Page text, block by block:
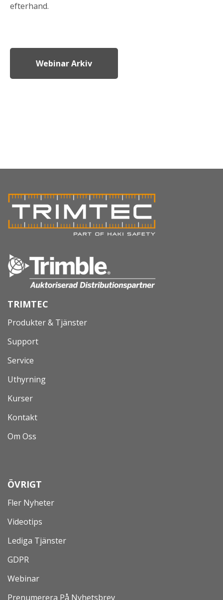
efterhand.
Webinar Arkiv
TRIMTEC
Produkter & Tjänster
Support
Service
Uthyrning
Kurser
Kontakt
Om Oss
ÖVRIGT
Fler Nyheter
Videotips
Lediga Tjänster
GDPR
Webinar
Prenumerera På Nyhetsbrev